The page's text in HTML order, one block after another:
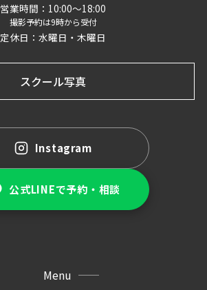
営業時間：10:00〜18:00
撮影予約は9時から受付
定休日：水曜日・木曜日
スクール写真
Instagram
公式LINEで予約・相談
Menu